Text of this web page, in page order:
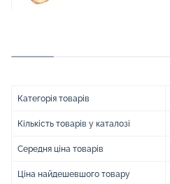
Категорія товарів
Кількість товарів у каталозі
Середня ціна товарів
Ціна найдешевшого товару